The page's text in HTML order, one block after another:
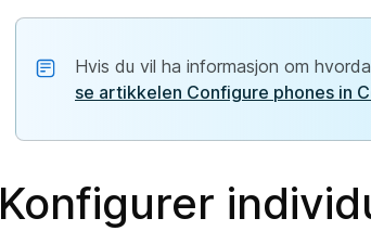
Hvis du vil ha informasjon om
se artikkelen Configure phones in
Konfigurer